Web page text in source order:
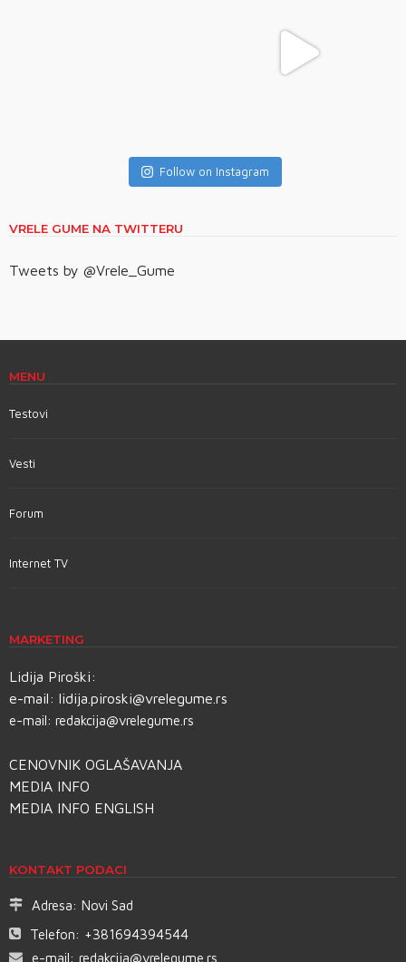
Follow on Instagram
VRELE GUME NA TWITTERU
Tweets by @Vrele_Gume
MENU
Testovi
Vesti
Forum
Internet TV
MARKETING
Lidija Piroški:
e-mail: lidija.piroski@vrelegume.rs
e-mail: redakcija@vrelegume.rs
CENOVNIK OGLAŠAVANJA
MEDIA INFO
MEDIA INFO ENGLISH
KONTAKT PODACI
Adresa: Novi Sad
Telefon: +381694394544
e-mail: redakcija@vrelegume.rs